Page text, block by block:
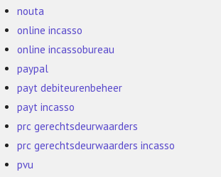
nouta
online incasso
online incassobureau
paypal
payt debiteurenbeheer
payt incasso
prc gerechtsdeurwaarders
prc gerechtsdeurwaarders incasso
pvu